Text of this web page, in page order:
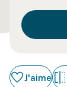
J'aime